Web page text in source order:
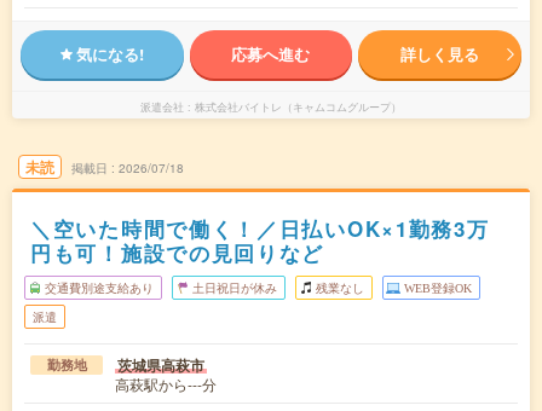
気になる! 応募へ進む 詳しく見る
派遣会社 株式会社バイトレ（キャムコムグループ）
未読 掲載日 2026/07/18
＼空いた時間で働く！／日払いOK×1勤務3万
円も可！施設での見回りなど
交通費別途支給あり 土日祝日が休み 残業なし WEB登録OK
派遣
勤務地 茨城県高萩市
高萩駅から---分